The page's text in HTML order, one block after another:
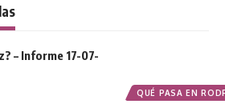
QUÉ PASA EN
– Informe 17-07-